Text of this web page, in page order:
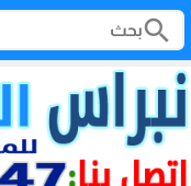
search